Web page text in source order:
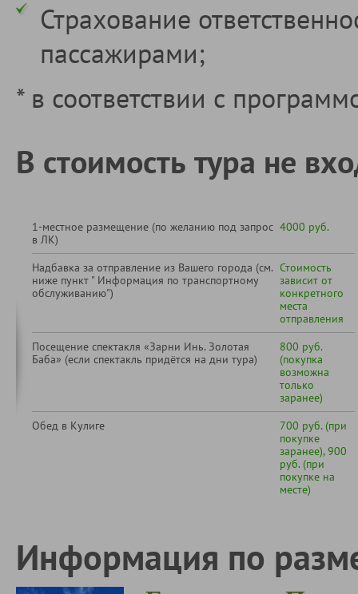
Страхование
пассажирами;
* в соответствии с
В стоимость тура не
1-местное размещение (по желанию под запрос
в ЛК)
4000 руб.
Надбавка за отправление из Вашего города (см.
ниже пункт " Информация по транспортному
обслуживанию")
Стоимость
зависит от
конкретного
места
отправления
Посещение спектакля «Зарни Инь. Золотая
Баба» (если спектакль придётся на дни тура)
800 руб.
(покупка
возможна
только
заранее)
Обед в Кулиге
700 руб. (при
покупке
заранее), 900
руб. (при
покупке на
месте)
Информация по